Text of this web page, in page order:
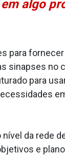
algo
para
sinapses no
para
da rede
e